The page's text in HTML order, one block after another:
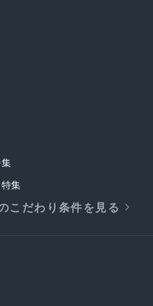
集
こだわり条件を見る